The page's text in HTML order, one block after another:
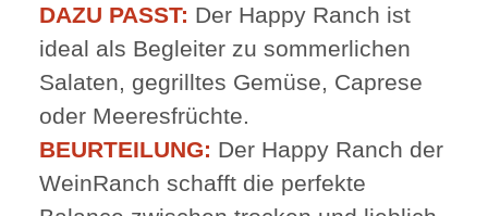
DAZU PASST: Der Happy Ranch ist
ideal als Begleiter zu sommerlichen
Salaten, gegrilltes Gemüse, Caprese
oder Meeresfrüchte.
BEURTEILUNG: Der Happy Ranch der
WeinRanch schafft die perfekte